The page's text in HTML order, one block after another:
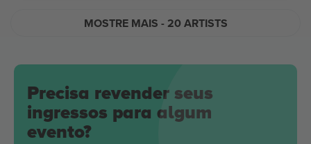
MOSTRE MAIS - 20 ARTISTS
Precisa revender seus
ingressos para algum
evento?